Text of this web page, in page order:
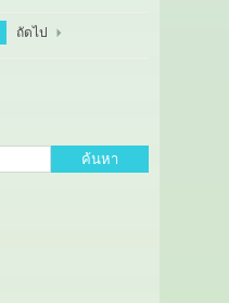
ถัดไป
ค้นหา